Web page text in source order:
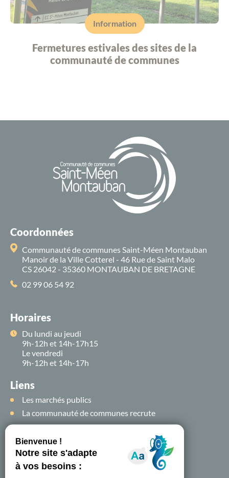
Information
Fermetures estivales des sites de la
communauté de communes
Coordonnées
Communauté de communes Saint-Méen Montauban
Manoir de la Ville Cotterel - 46 Rue de Saint Malo
CS 26042 - 35360 MONTAUBAN DE BRETAGNE
02 99 06 54 92
Horaires
Du lundi au jeudi
9h-12h et 14h-17h15
Le vendredi
9h-12h et 14h-17h
Liens
Les marchés publics
La communauté de communes recrute
Suivez-nous sur
les
réseaux sociaux !